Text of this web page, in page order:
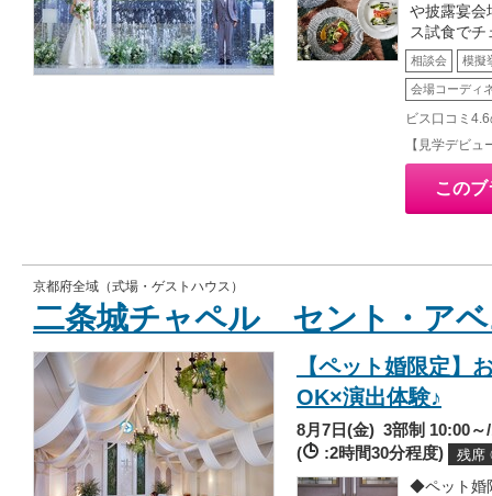
や披露宴会
ス試食で
相談会 模擬
会場コーディ
ビス口コミ
【見学デビ
この
京都府全域（式場・ゲストハウス）
二条城チャペル セント・ア
【ペット婚限定】
OK×演出体験♪
8月7日(金)3部制 10:00～/
(
:2時間30分程度) 残
◆ペット婚